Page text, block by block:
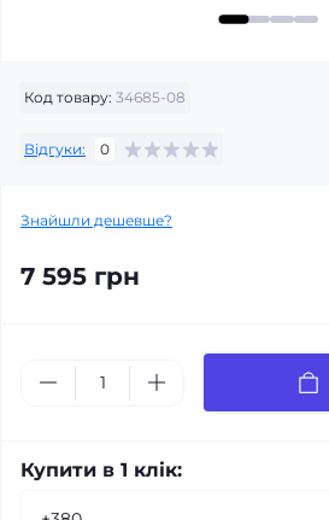
Код товару: 34685-08
Відгуки: 0
Знайшли дешевше?
7 595 грн
Купити в 1 клік: